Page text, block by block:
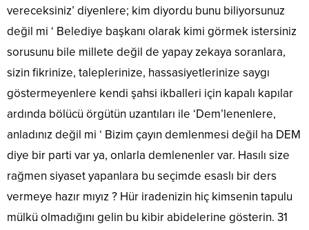
vereceksiniz’ diyenlere; kim diyordu bunu biliyorsunuz
değil mi ‘ Belediye başkanı olarak kimi görmek istersiniz
sorusunu bile millete değil de yapay zekaya soranlara,
sizin fikrinize, taleplerinize, hassasiyetlerinize saygı
göstermeyenlere kendi şahsi ikballeri için kapalı kapılar
ardında bölücü örgütün uzantıları ile ‘Dem’lenenlere,
anladınız değil mi ‘ Bizim çayın demlenmesi değil ha DEM
diye bir parti var ya, onlarla demlenenler var. Hasılı size
rağmen siyaset yapanlara bu seçimde esaslı bir ders
vermeye hazır mıyız ? Hür iradenizin hiç kimsenin tapulu
mülkü olmadığını gelin bu kibir abidelerine gösterin. 31